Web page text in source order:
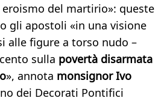
del martirio»: queste
gli apostoli «in una visione
alle figure a torso nudo –
sulla povertà disarmata
», annota monsignor Ivo
dei Decorati Pontifici